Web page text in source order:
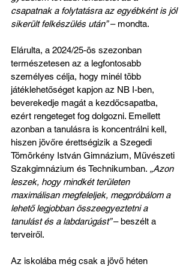
csapatnak a folytatásra az egyébként is jól
sikerült felkészülés után” – mondta.
Elárulta, a 2024/25-ös szezonban
természetesen az a legfontosabb
személyes célja, hogy minél több
játéklehetőséget kapjon az NB I-ben,
beverekedje magát a kezdőcsapatba,
ezért rengeteget fog dolgozni. Emellett
azonban a tanulásra is koncentrálni kell,
hiszen jövőre érettségizik a Szegedi
Tömörkény István Gimnázium, Művészeti
Szakgimnázium és Technikumban. „Azon
leszek, hogy mindkét területen
maximálisan megfeleljek, megpróbálom a
lehető legjobban összeegyeztetni a
tanulást és a labdarúgást” – beszélt a
terveiről.
Az iskolába még csak a jövő héten